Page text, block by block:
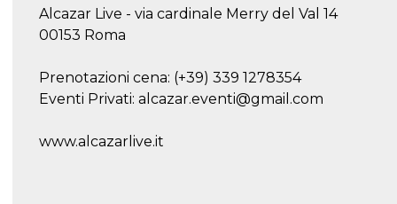
Alcazar Live - via cardinale Merry del Val 14
00153 Roma
Prenotazioni cena: (+39) 339 1278354
Eventi Privati: alcazar.eventi@gmail.com
www.alcazarlive.it